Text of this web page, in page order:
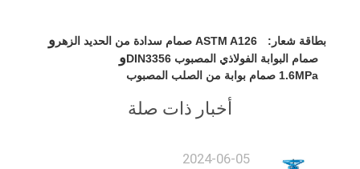
بطاقة شعار: ASTM A126 صمام سدادة من الحديد الزهر و
صمام البوابة الفولاذي المصبوب DIN3356 و
1.6MPa صمام بوابة من الصلب المصبوب
أخبار ذات صلة
2024-06-05